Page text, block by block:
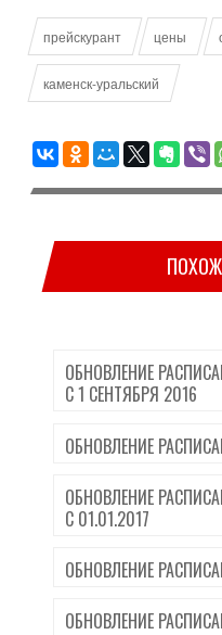
прейскурант цены
каменск-уральский
ОБНОВЛЕНИЕ
С 1 СЕНТЯБРЯ 2016
ОБНОВЛЕНИЕ
ОБНОВЛЕНИЕ
С 01.01.2017
ОБНОВЛЕНИЕ
ОБНОВЛЕНИЕ